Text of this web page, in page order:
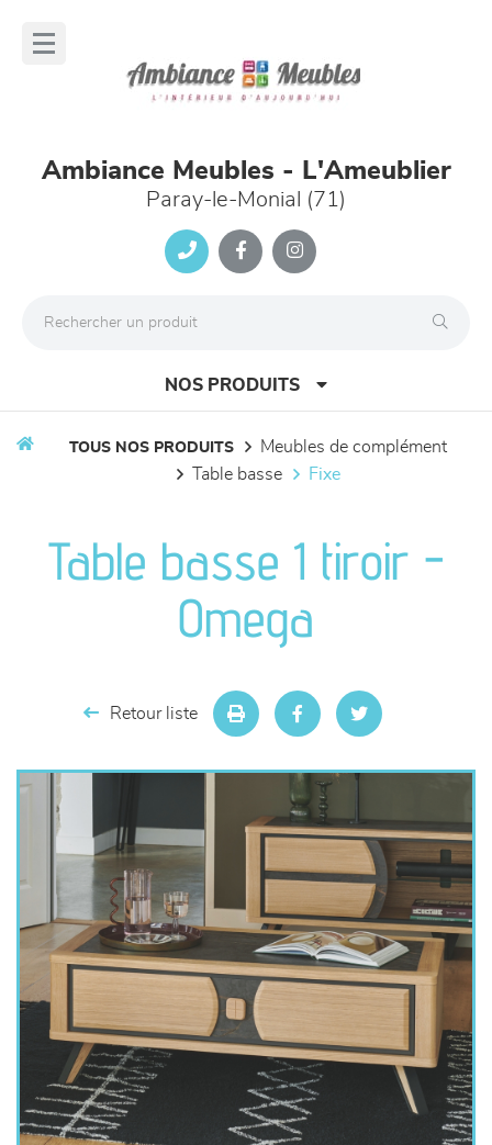
Ambiance Meubles - L'Ameublier
Paray-le-Monial (71)
NOS PRODUITS
séjours
meubles de complément
décoration
TOUS NOS PRODUITS
meubles de complément
table basse
fixe
Table basse 1 tiroir -
Omega
Retour liste